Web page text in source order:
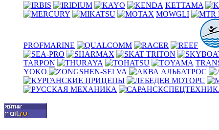
KETTAMA
MOWGLI
PROFMARINE
TARPON
YOKO
АЛЬБАТРОС